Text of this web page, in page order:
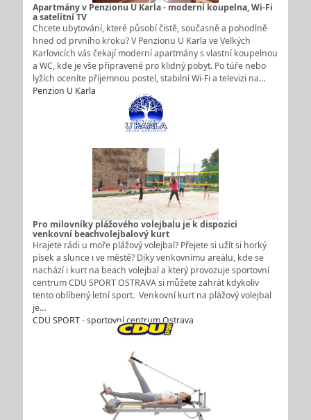
Apartmány v Penzionu U Karla - moderní koupelna, Wi-Fi
a satelitní TV
Chcete ubytování, které působí čistě, současně a pohodlně
hned od prvního kroku? V Penzionu U Karla ve Velkých
Karlovicích vás čekají moderní apartmány s vlastní koupelnou
a WC, kde je vše připravené pro klidný pobyt. Po túře nebo
lyžích oceníte příjemnou postel, stabilní Wi-Fi a televizi na…
Penzion U Karla
Pro milovníky plážového volejbalu je k dispozici
venkovní beachvolejbalový kurt
Hrajete rádi u moře plážový volejbal? Přejete si užít si horký
písek a slunce i ve městě? Díky venkovnímu areálu, kde se
nachází i kurt na beach volejbal a který provozuje sportovní
centrum CDU SPORT OSTRAVA si můžete zahrát kdykoliv
tento oblíbený letní sport. Venkovní kurt na plážový volejbal
je…
CDU SPORT - sportovní centrum Ostrava